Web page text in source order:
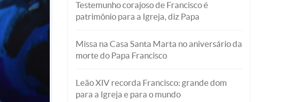
Testemunho corajoso de Francisco é
patrimônio para a Igreja, diz Papa
Missa na Casa Santa Marta no aniversário da
morte do Papa Francisco
Leão XIV recorda Francisco: grande dom
para a Igreja e para o mundo